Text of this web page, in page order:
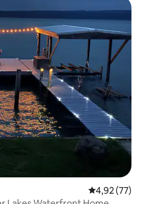
Gemiddelde
4,92 (77)